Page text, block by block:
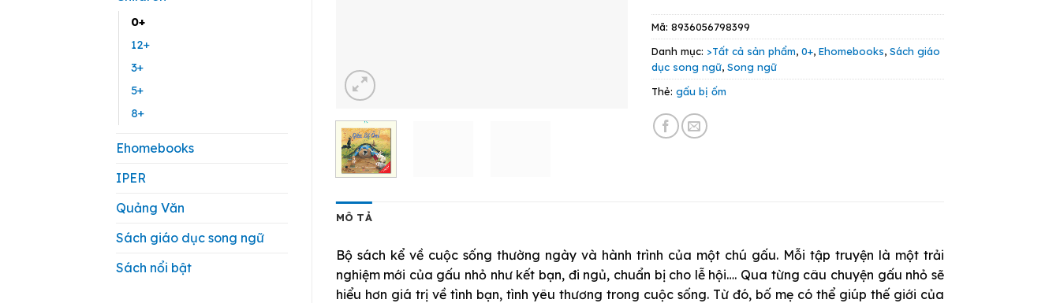
0+
12+
3+
5+
8+
Ehomebooks
IPER
Quảng Văn
Sách giáo dục song ngữ
Sách nổi bật
44.000 VND.
Mã:8936056798399
Danh mục: >Tất cả sản phẩm,0+,Ehomebooks,Sách giáo
dục song ngữ,Song ngữ
Thẻ:gấu bị ốm
MÔ TẢ
Bộ sách kể về cuộc sống thường ngày và hành trình của một chú gấu. Mỗi tập truyện là một trải
nghiệm mới của gấu nhỏ như kết bạn, đi ngủ, chuẩn bị cho lễ hội…. Qua từng câu chuyện gấu nhỏ sẽ
hiểu hơn giá trị về tình bạn, tình yêu thương trong cuộc sống. Từ đó, bố mẹ có thể giúp thế giới của